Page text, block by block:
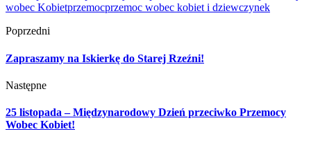
wobec Kobietprzemocprzemoc wobec kobiet i dziewczynek
Poprzedni
Zapraszamy na Iskierkę do Starej Rzeźni!
Następne
25 listopada – Międzynarodowy Dzień przeciwko Przemocy
Wobec Kobiet!